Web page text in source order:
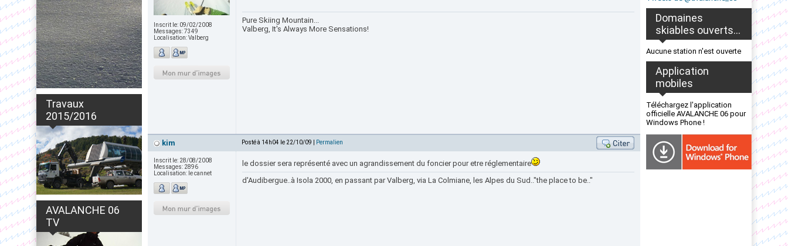
Travaux
2015/2016
AVALANCHE 06
TV
Inscrit le: 09/02/2008
Messages:7349
Localisation:Valberg
Pure Skiing Mountain...
Valberg, It's Always More Sensations!
kim Posté à 14h04 le 22/10/09 | Permalien
Inscrit le: 28/08/2008
Messages: 2896
Localisation: le cannet
le dossier sera représenté avec un agrandissement du foncier pour etre réglementaire
d'Audibergue..à Isola 2000, en passant par Valberg, via La Colmiane, les Alpes du Sud.."the place to be.."
Domaines
skiables ouverts...
Aucune station n'est ouverte
Application
mobiles
Téléchargez l'application
officielle AVALANCHE 06 pour
Windows Phone !